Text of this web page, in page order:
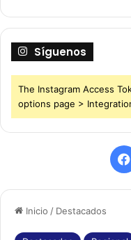
Inicio / Destacados
Síguenos
The Instagram Access
options page >